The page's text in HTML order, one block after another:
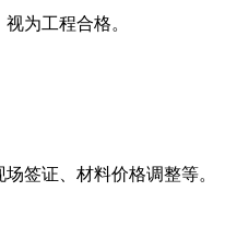
为工程合格。
签证、材料价格调整等。